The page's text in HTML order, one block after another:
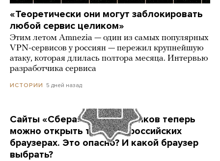
«Теоретически они могут заблокировать
любой сервис целиком»
Этим летом Amnezia — один из самых популярных
VPN-сервисов у россиян — пережил крупнейшую
атаку, которая длилась полтора месяца. Интервью
разработчика сервиса
ИСТОРИИ 5 дней назад
Сайты «Сбера» и других банков теперь
можно открыть только в российских
браузерах. Это опасно? И какой браузер
выбрать?